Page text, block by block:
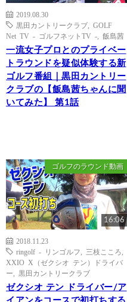
2019.08.30
黒田カントリークラブ
GOLF
Net TV - ゴルフネットTV -
飯島茜
一流女子プロとのプライベー
トラウンドを疑似体験する新
ゴルフ番組｜黒田カントリー
クラブの【飯島茜ちゃんに聞
いてみた】 第1話
ゴルフのラウンド動画
16:06
2018.11.23
ringolf - リンゴルフ
三枝こころ
XXIO X（ゼクシオ テン）ドライバ
ー
黒田カントリークラブ
ゼクシオ テン ドライバー/ア